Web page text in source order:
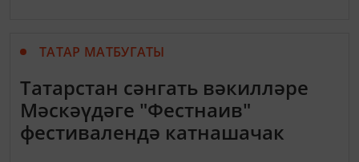
ТАТАР МАТБУГАТЫ
Татарстан сәнгать вәкилләре
Мәскәүдәге "Фестнаив"
фестивалендә катнашачак